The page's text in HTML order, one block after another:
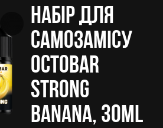
Набір для
самозамісу
Octobar
Strong
Banana, 30ml